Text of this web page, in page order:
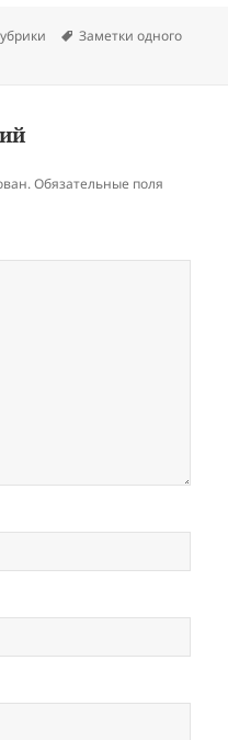
Метки
Заметки одного
Обязательные поля